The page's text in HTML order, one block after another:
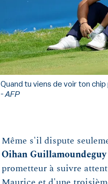
Quand tu viens de voir ton
- AFP
Même s'il dispute
Oihan Guillamoundeguy
prometteur à suivre